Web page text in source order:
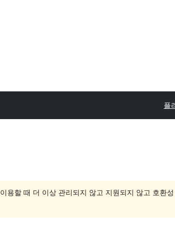
플
용할 때 더 이상 관리되지 않고 지원되지 않고 호환